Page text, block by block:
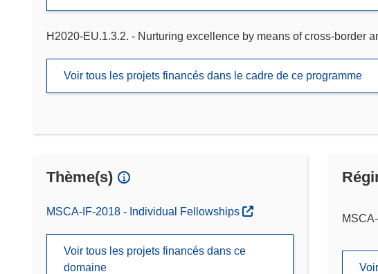
H2020-EU.1.3.2. - Nurturing excellence by means of cross-border
Voir tous les projets financés dans le cadre de ce programme
Thème(s)
MSCA-IF-2018 - Individual Fellowships
Voir tous les projets financés dans ce
domaine